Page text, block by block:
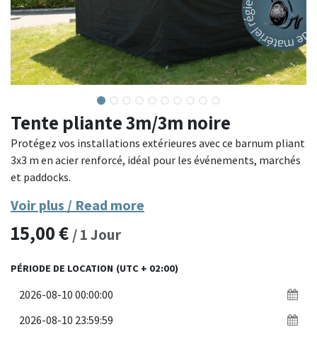
Tente pliante 3m/3m noire
Protégez vos installations extérieures avec ce barnum pliant
3x3 m en acier renforcé, idéal pour les événements, marchés
et paddocks.
Conçu avec une structure en acier paddock ultra-robuste et
une toile polyester épaisse, ce barnum assure une excellente
résistance aux intempéries et une grande stabilité. Facile à
monter grâce à son système de déploiement rapide, il est
parfait pour un usage professionnel intensif en extérieur.
Voir plus / Read more
15,00€ /1Jour
PÉRIODE DE LOCATION (UTC + 02:00)